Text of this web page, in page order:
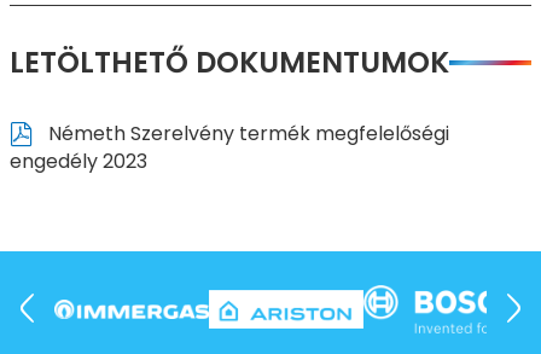
LETÖLTHETŐ DOKUMENTUMOK
Németh Szerelvény termék megfelelőségi
engedély 2023